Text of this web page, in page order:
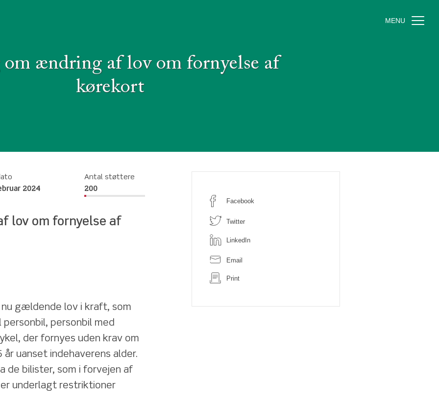
MENU
om ændring af lov om fornyelse af
kørekort
2024
Antal støttere
200
lov om fornyelse af
gældende lov i kraft, som
personbil med
der fornyes uden krav om
uanset indehaverens alder.
bilister, som i forvejen af
underlagt restriktioner
Facebook
Twitter
LinkedIn
Email
Print